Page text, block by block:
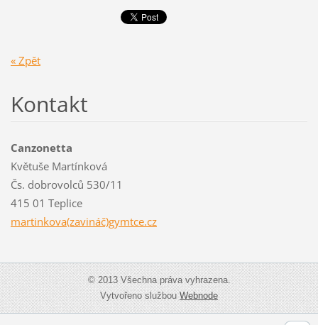
« Zpět
Kontakt
Canzonetta
Květuše Martínková
Čs. dobrovolců 530/11
415 01 Teplice
martinkova(zavináč)gymtce.cz
© 2013 Všechna práva vyhrazena.
Vytvořeno službouWebnode